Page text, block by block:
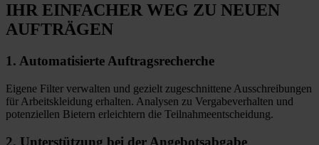
IHR EINFACHER WEG ZU NEUEN
AUFTRÄGEN
1. Automatisierte Auftragsrecherche
Eigene Filter verwalten und gezielt zugeschnittene Ausschreibungen
für Arbeitskleidung erhalten. Analysen zu Vergabeverhalten und
potenziellen Bietern erleichtern die Teilnahmeentscheidung.
2. Unterstützung bei der Angebotsabgabe